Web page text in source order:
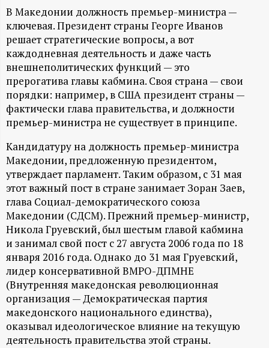
ф
о
р
м
а
ц
и
о
н
н
ы
й
В Македонии должность премьер-министра —
ключевая. Президент страны Георге Иванов
решает стратегические вопросы, а вот
каждодневная деятельность и даже часть
внешнеполитических функций — это
прерогатива главы кабмина. Своя страна — свои
порядки: например, в США президент страны —
фактически глава правительства, и должности
премьер-министра не существует в принципе.
Кандидатуру на должность премьер-министра
Македонии, предложенную президентом,
утверждает парламент. Таким образом, с 31 мая
этот важный пост в стране занимает Зоран Заев,
глава Социал-демократического союза
Македонии (СДСМ). Прежний премьер-министр,
Никола Груевский, был шестым главой кабмина
и занимал свой пост с 27 августа 2006 года по 18
января 2016 года. Однако до 31 мая Груевский,
лидер консервативной ВМРО-ДПМНЕ
(Внутренняя македонская революционная
организация — Демократическая партия
македонского национального единства),
оказывал идеологическое влияние на текущую
деятельность правительства этой страны.